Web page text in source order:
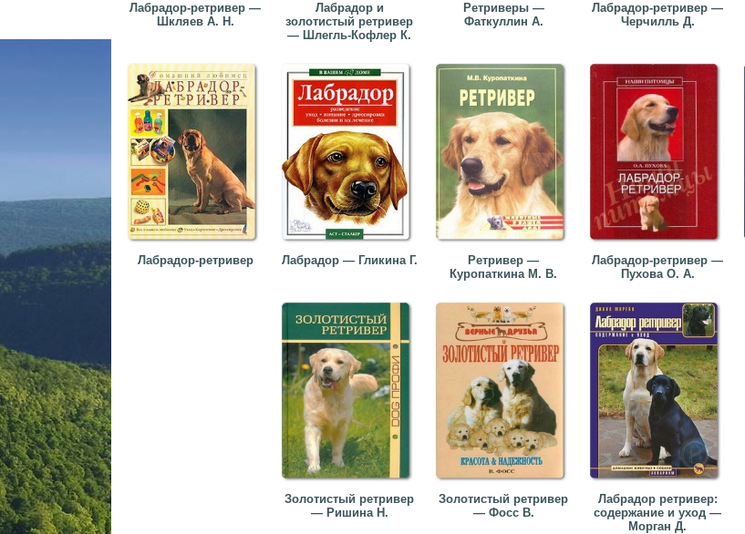
Лабрадор-ретривер —
Шкляев А. Н.
Лабрадор и
золотистый ретривер
— Шлегль-Кофлер К.
Ретриверы —
Фаткуллин А.
Лабрадор-ретривер —
Черчилль Д.
Лабрадор-ретривер Лабрадор — Гликина Г.
Ретривер —
Куропаткина М. В.
Лабрадор-ретривер —
Пухова О. А.
Золотистый ретривер
— Ришина Н.
Золотистый ретривер
— Фосс В.
Лабрадор ретривер:
содержание и уход —
Морган Д.